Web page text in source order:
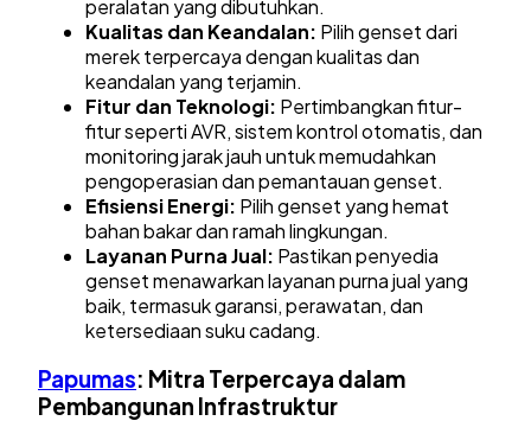
peralatan yang dibutuhkan.
Kualitas dan Keandalan: Pilih genset dari
merek terpercaya dengan kualitas dan
keandalan yang terjamin.
Fitur dan Teknologi: Pertimbangkan fitur-
fitur seperti AVR, sistem kontrol otomatis, dan
monitoring jarak jauh untuk memudahkan
pengoperasian dan pemantauan genset.
Efisiensi Energi: Pilih genset yang hemat
bahan bakar dan ramah lingkungan.
Layanan Purna Jual: Pastikan penyedia
genset menawarkan layanan purna jual yang
baik, termasuk garansi, perawatan, dan
ketersediaan suku cadang.
Papumas: Mitra Terpercaya dalam
Pembangunan Infrastruktur